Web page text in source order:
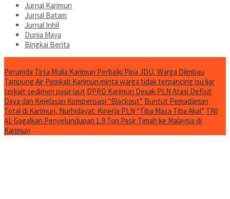
Jurnal Karimun
Jurnal Batam
Jurnal Inhil
Dunia Maya
Bingkai Berita
Perumda Tirta Mulia Karimun Perbaiki Pipa JDU, Warga Diimbau
Tampung Air Pemkab Karimun minta warga tidak terpancing isu liar
terkait sedimen pasir laut DPRD Karimun Desak PLN Atasi Defisit
Daya dan Kejelasan Kompensasi “Blackout” Buntut Pemadaman
Total di Karimun, Nurhidayat: Kinerja PLN “Tiba Masa Tiba Akal” TNI
AL Gagalkan Penyelundupan 1,9 Ton Pasir Timah ke Malaysia di
Karimun